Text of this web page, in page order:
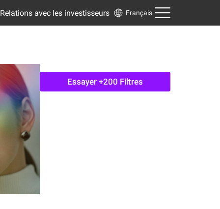
Relations avec les investisseurs Français
Essayer +200 Filtres